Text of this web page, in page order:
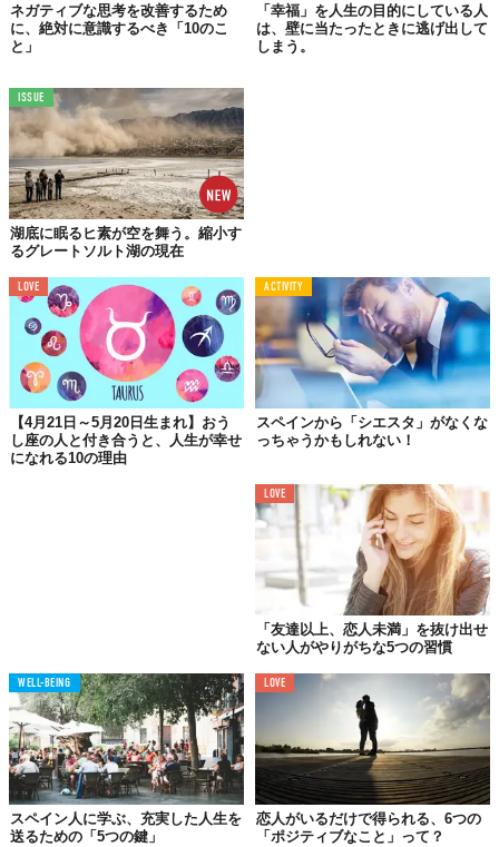
学生のうちに外国語を勉強しなければいけないのは当然のこと。
でも、単に授業を受けるだけで、ペラペラ話せるようになる人な
んていないはず。そもそも、外国語を学びたいとは思っていなか
った人のほうが多いのでは。
でも、異文化の人と付き合うと、その人の言葉を学びたくなるも
の。ギリシャ系アメリカ人の彼と付き合い始めて、私はギリシャ
語学習用アプリをスマートフォンにダウンロードして、挨拶や簡
単な会話の練習を始めた。私にとって彼の母国語を学ぶことはと
ても重要なことだったから。
就職活動を始めると、バイリンガルということがプラスにもなっ
た。それだけで多くの学生に差をつけることができ、幅を広げて
くれた。
02.
どんなレストランにも負けない
エスニックフードが食べられる
どんな文化にも特別な食事があるもの。ギリシャ料理を出すレス
トランはニューヨーク中にあるが、彼の祖父母が作る料理ほど美
て、他にはない味を作り出す。
03.
社会で必要な
「忍耐」と「理解」を学べる
ネガティブな思考を改善するため
に、絶対に意識するべき「10のこ
と」
「幸福」を人生の目的にしている人
は、壁に当たったときに逃げ出して
しまう。
ISSUE
湖底に眠るヒ素が空を舞う。縮小す
るグレートソルト湖の現在
LOVE
【4月21日～5月20日生まれ】おう
し座の人と付き合うと、人生が幸せ
になれる10の理由
ACTIVITY
スペインから「シエスタ」がなくな
っちゃうかもしれない！
LOVE
「友達以上、恋人未満」を抜け出せ
ない人がやりがちな5つの習慣
WELL-BEING
スペイン人に学ぶ、充実した人生を
送るための「5つの鍵」
LOVE
恋人がいるだけで得られる、6つの
「ポジティブなこと」って？